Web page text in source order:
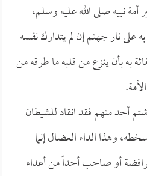
أمة نبيه صلى الله عليه وسلم،
على نار جهنم إن لم يتدارك نفسه
به بأن ينزع من قلبه ما طرقه من
أحد منهم فقد انقاد للشيطان
وهذا الداء العضال إنما
أو صاحب أحداً من أعداء